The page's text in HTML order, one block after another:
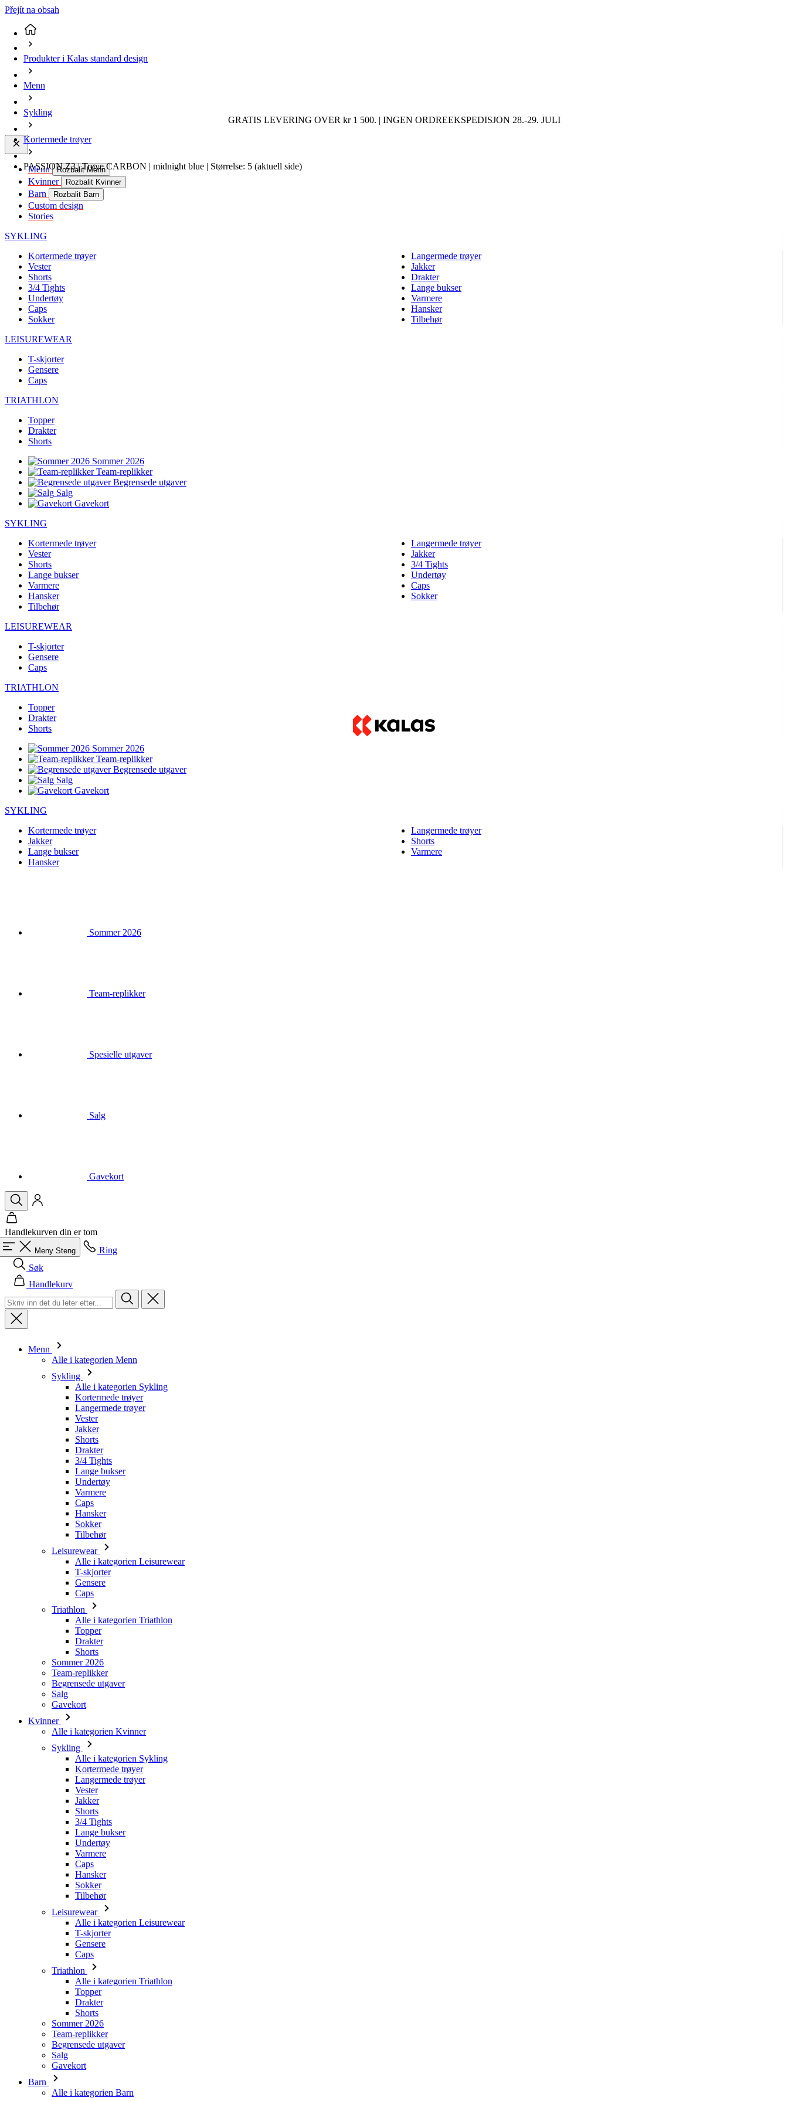
Přejít na obsah
GRATIS LEVERING OVER kr 1 500. | INGEN ORDREEKSPEDISJON 28.-29. JULI
Menn Rozbalit Menn
Kvinner Rozbalit Kvinner
Barn Rozbalit Barn
Custom design
Stories
SYKLING
Kortermede trøyer
Langermede trøyer
Vester
Jakker
Shorts
Drakter
3/4 Tights
Lange bukser
Undertøy
Varmere
Caps
Hansker
Sokker
Tilbehør
LEISUREWEAR
T-skjorter
Gensere
Caps
TRIATHLON
Topper
Drakter
Shorts
Sommer 2026
Team-replikker
Begrensede utgaver
Salg
Gavekort
SYKLING
Kortermede trøyer
Langermede trøyer
Vester
Jakker
Shorts
3/4 Tights
Lange bukser
Undertøy
Varmere
Caps
Hansker
Sokker
Tilbehør
LEISUREWEAR
T-skjorter
Gensere
Caps
TRIATHLON
Topper
Drakter
Shorts
Sommer 2026
Team-replikker
Begrensede utgaver
Salg
Gavekort
SYKLING
Kortermede trøyer
Langermede trøyer
Jakker
Shorts
Lange bukser
Varmere
Hansker
Handlekurven din er tom
Meny
Handlekurv
Menn
Alle i kategorien Menn
Langermede trøyer
Vester
Jakker
Shorts
Drakter
3/4 Tights
Lange bukser
Undertøy
Varmere
Caps
Hansker
Sokker
Tilbehør
Leisurewear
Alle i kategorien Leisurewear
T-skjorter
Gensere
Triathlon
Alle i kategorien Triathlon
Topper
Drakter
Shorts
Sommer 2026
Team-replikker
Begrensede utgaver
Salg
Gavekort
Kvinner
Alle i kategorien Kvinner
Sykling
Alle i kategorien Sykling
Langermede trøyer
Vester
Jakker
Shorts
3/4 Tights
Lange bukser
Undertøy
Varmere
Caps
Hansker
Sokker
Tilbehør
Leisurewear
Alle i kategorien Leisurewear
T-skjorter
Gensere
Triathlon
Alle i kategorien Triathlon
Topper
Drakter
Shorts
Sommer 2026
Team-replikker
Begrensede utgaver
Salg
Gavekort
Barn
Alle i kategorien Barn
Sykling
Alle i kategorien Sykling
Langermede trøyer
Produkter i Kalas standard design
Menn
Sykling
Kortermede trøyer
PASSION Z3 | Trøye CARBON | midnight blue | Størrelse: 5 (aktuell side)